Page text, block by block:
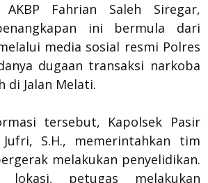
Fahrian Saleh Siregar,
ini bermula dari
media sosial resmi Polres
dugaan transaksi narkoba
di Jalan Melati.
tersebut, Kapolsek Pasir
S.H., memerintahkan tim
melakukan penyelidikan.
petugas melakukan